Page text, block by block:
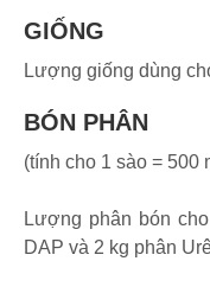
GIỐNG
Lượng giống dùng
BÓN PHÂN
(tính cho 1 sào = 500
Lượng phân bón
DAP và 2 kg phân